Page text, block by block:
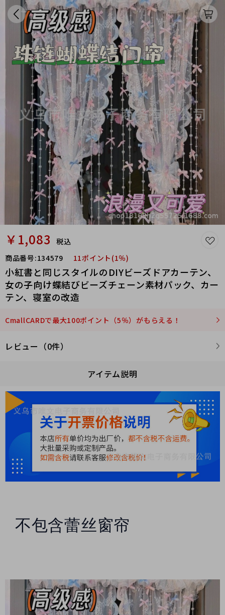
￥1,083
税込
商品番号:134579 11ポイント(1％)
小紅書と同じスタイルのDIYビーズドアカーテン、
女の子向け蝶結びビーズチェーン素材パック、カー
テン、寝室の改造
CmallCARDで最大100ポイント（5％）がもらえる！
レビュー（0件）
アイテム説明
不包含蕾丝窗帘